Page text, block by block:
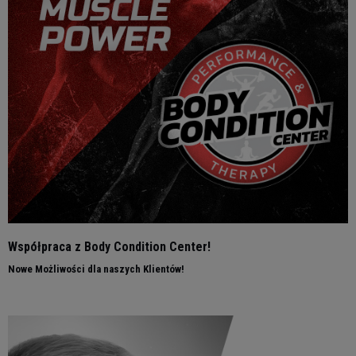
Współpraca z Body Condition Center!
Nowe Możliwości dla naszych Klientów!